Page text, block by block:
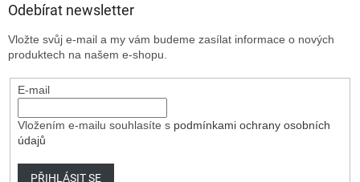
Odebírat newsletter
Vložte svůj e-mail a my vám budeme zasílat informace o nových
produktech na našem e-shopu.
E-mail
Vložením e-mailu souhlasíte s podmínkami ochrany osobních
údajů
PŘIHLÁSIT SE